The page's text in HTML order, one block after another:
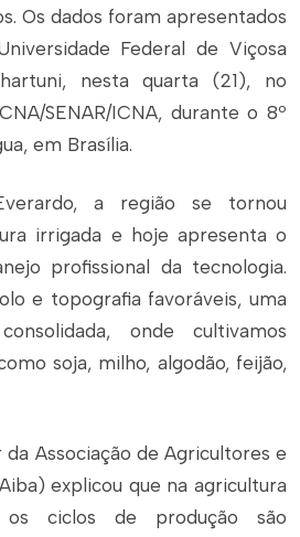
Os dados foram apresentados
Federal de Viçosa
nesta quarta (21), no
SENAR/ICNA, durante o 8º
em Brasília.
a região se tornou
irrigada e hoje apresenta o
profissional da tecnologia.
e topografia favoráveis, uma
onde cultivamos
soja, milho, algodão, feijão,
Associação de Agricultores e
explicou que na agricultura
os ciclos de produção são